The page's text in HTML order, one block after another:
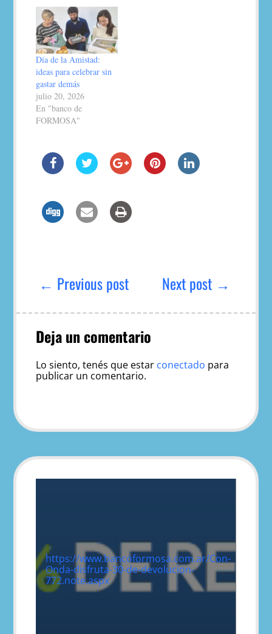
Día de la Amistad:
ideas para celebrar sin
gastar demás
julio 20, 2026
En "banco de
FORMOSA"
entradas
← Previous post Next post →
Deja un comentario
Lo siento, tenés que estar conectado para
publicar un comentario.
https://www.bancoformosa.com.ar/Con-
Onda-disfruta-30-de-devolucion-
772.note.aspx